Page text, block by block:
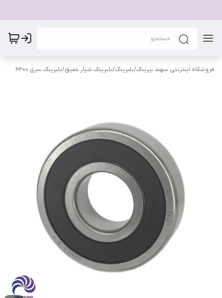
فروشگاه اینترنتی سهند بیرینگ/بلبرینگ/بلبرینگ شیار عمیق/بلبرینگ سری 6300